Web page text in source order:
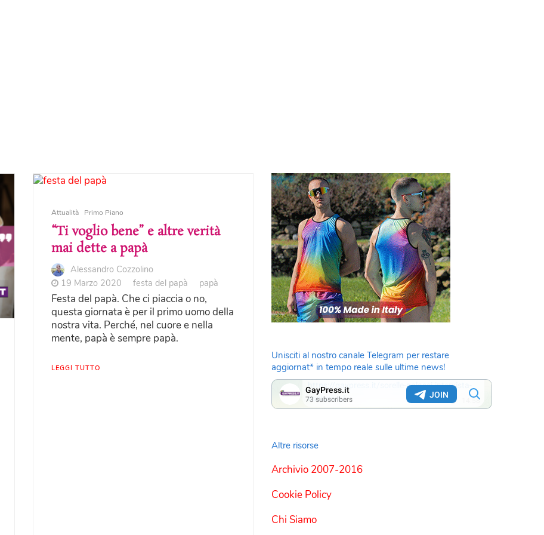
Attualità Primo Piano
“Ti voglio bene” e altre verità
mai dette a papà
Alessandro Cozzolino
19 Marzo 2020
festa del papà papà
Festa del papà. Che ci piaccia o no,
questa giornata è per il primo uomo della
nostra vita. Perché, nel cuore e nella
mente, papà è sempre papà.
LEGGI TUTTO
Unisciti al nostro canale Telegram per restare
aggiornat* in tempo reale sulle ultime news!
Altre risorse
Archivio 2007-2016
Cookie Policy
Chi Siamo